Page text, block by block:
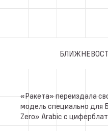
«Ракета» переиздала
модель специально для
Zero» Arabic с